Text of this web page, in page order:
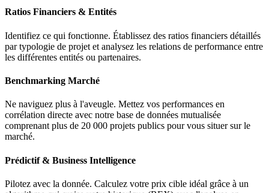
Ratios Financiers & Entités
Identifiez ce qui fonctionne. Établissez des ratios financiers détaillés
par typologie de projet et analysez les relations de performance entre
les différentes entités ou partenaires.
Benchmarking Marché
Ne naviguez plus à l'aveugle. Mettez vos performances en
corrélation directe avec notre base de données mutualisée
comprenant plus de 20 000 projets publics pour vous situer sur le
marché.
Prédictif & Business Intelligence
Pilotez avec la donnée. Calculez votre prix cible idéal grâce à un